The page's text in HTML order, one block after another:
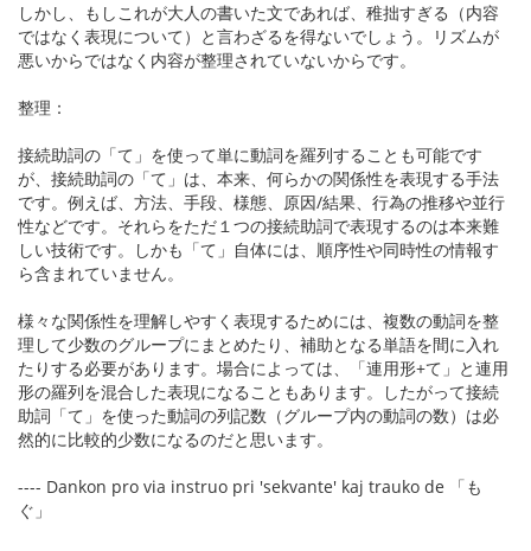
しかし、もしこれが大人の書いた文であれば、稚拙すぎる（内容
ではなく表現について）と言わざるを得ないでしょう。リズムが
悪いからではなく内容が整理されていないからです。
整理：
接続助詞の「て」を使って単に動詞を羅列することも可能です
が、接続助詞の「て」は、本来、何らかの関係性を表現する手法
です。例えば、方法、手段、様態、原因/結果、行為の推移や並行
性などです。それらをただ１つの接続助詞で表現するのは本来難
しい技術です。しかも「て」自体には、順序性や同時性の情報す
ら含まれていません。
様々な関係性を理解しやすく表現するためには、複数の動詞を整
理して少数のグループにまとめたり、補助となる単語を間に入れ
たりする必要があります。場合によっては、「連用形+て」と連用
形の羅列を混合した表現になることもあります。したがって接続
助詞「て」を使った動詞の列記数（グループ内の動詞の数）は必
然的に比較的少数になるのだと思います。
---- Dankon pro via instruo pri 'sekvante' kaj trauko de 「も
ぐ」